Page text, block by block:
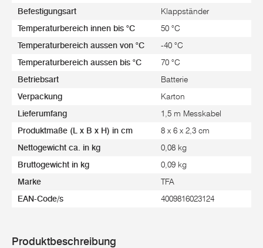
Befestigungsart Klappständer
Temperaturbereich innen bis °C 50 °C
Temperaturbereich aussen von °C -40 °C
Temperaturbereich aussen bis °C 70 °C
Betriebsart Batterie
Verpackung Karton
Lieferumfang 1,5 m Messkabel
Produktmaße (L x B x H) in cm 8 x 6 x 2,3 cm
Nettogewicht ca. in kg 0,08 kg
Bruttogewicht in kg 0,09 kg
Marke TFA
EAN-Code/s 4009816023124
Produktbeschreibung